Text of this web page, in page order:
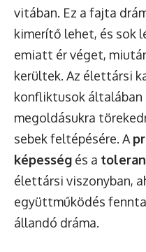
vitában. Ez a fajta
kimerítő lehet, és sok
emiatt ér véget,
kerültek. Az élettársi
konfliktusok általában
megoldásukra
sebek feltépésére. A
képesség és a
élettársi viszonyban,
együttműködés
állandó dráma.